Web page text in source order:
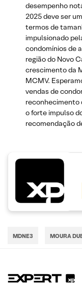
desempenho
2025 deve ser
termos de
impulsionado
condomínios de
região do Novo
crescimento da
MCMV.
vendas de
reconhecimento
o forte impulso
recomendação
MDNE3 MOURA